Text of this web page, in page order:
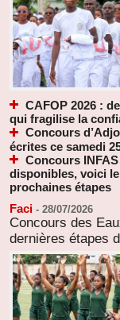
CAFOP 2026 :
qui fragilise la
Concours
écrites ce samedi
Concours
disponibles, voici
prochaines étapes
Faci - 28/07/2026
Concours des
dernières étapes